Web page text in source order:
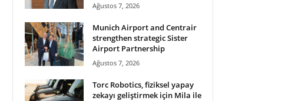
Ağustos 7, 2026
Munich Airport and Centrair
strengthen strategic Sister
Airport Partnership
Ağustos 7, 2026
Torc Robotics, fiziksel yapay
zekayı geliştirmek için Mila ile